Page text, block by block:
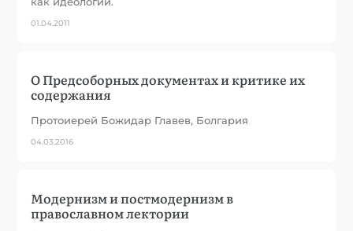
01.04.2011
О Предсоборных документах и критике их
содержания
Протоиерей Божидар Главев, Болгария
04.03.2016
Модернизм и постмодернизм в
православном лектории